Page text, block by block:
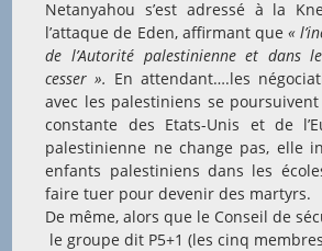
Netanyahou s’est adressé à la
l’attaque de Eden, affirmant que«
de l’Autorité palestinienne et dans
cesser ». En attendant….les
avec les palestiniens se
constante des Etats-Unis et de
palestinienne ne change pas, elle
enfants palestiniens dans les
faire tuer pour devenir des martyrs.
De même, alors que le Conseil de
le groupe dit P5+1 (les cinq